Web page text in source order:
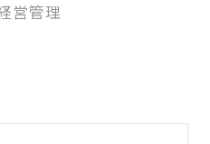
営管理